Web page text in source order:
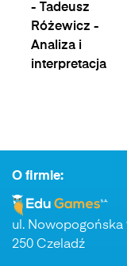
- Tadeusz
Różewicz -
Analiza i
interpretacja
O firmie:
ul. Nowopogońska
250 Czeladź